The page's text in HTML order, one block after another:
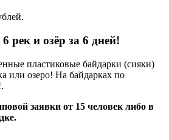
рек и озёр за 6 дней!
пластиковые байдарки (сияки)
или озеро! На байдарках по
заявки от 15 человек либо в